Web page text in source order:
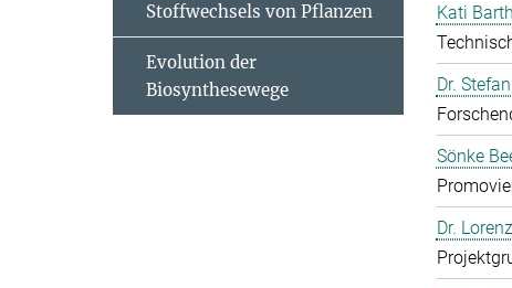
Kati
Dr.
Sönke
Dr.
Stoffwechsels von Pflanzen
Evolution der
Biosynthesewege